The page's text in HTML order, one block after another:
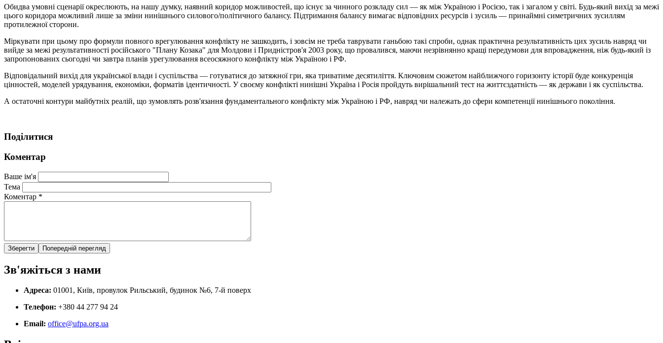
Обидва умовні сценарії окреслюють, на нашу думку, наявний коридор можливостей, що існує за чинного розкладу сил — як між Україною і Росією, так і загалом у світі. Будь-який вихід за межі
цього коридора можливий лише за зміни нинішнього силового/політичного балансу. Підтримання балансу вимагає відповідних ресурсів і зусиль — принаймні симетричних зусиллям
протилежної сторони.
Міркувати при цьому про формули повного врегулювання конфлікту не зашкодить, і зовсім не треба таврувати ганьбою такі спроби, однак практична результативність цих зусиль навряд чи
вийде за межі результативності російського "Плану Козака" для Молдови і Придністров'я 2003 року, що провалився, маючи незрівнянно кращі передумови для впровадження, ніж будь-який із
запропонованих сьогодні чи завтра планів урегулювання всеосяжного конфлікту між Україною і РФ.
Відповідальний вихід для української влади і суспільства — готуватися до затяжної гри, яка триватиме десятиліття. Ключовим сюжетом найближчого горизонту історії буде конкуренція
цінностей, моделей урядування, економіки, форматів ідентичності. У своєму конфлікті нинішні Україна і Росія пройдуть вирішальний тест на життєздатність — як держави і як суспільства.
А остаточні контури майбутніх реалій, що зумовлять розв'язання фундаментального конфлікту між Україною і РФ, навряд чи належать до сфери компетенції нинішнього покоління.
Поділитися
Коментар
Ваше ім'я
Тема
Коментар *
Зв'яжіться з нами
Адреса: 01001, Київ, провулок Рильський, будинок №6, 7-й поверх
Телефон: +380 44 277 94 24
Email: office@ufpa.org.ua